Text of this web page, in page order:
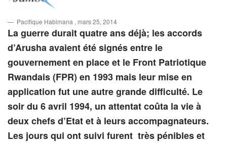
Pacifique Habimana , mars 25, 2014
La guerre durait quatre ans déjà; les accords
d’Arusha avaient été signés entre le
gouvernement en place et le Front Patriotique
Rwandais (FPR) en 1993 mais leur mise en
application fut une autre grande difficulté. Le
soir du 6 avril 1994, un attentat coûta la vie à
deux chefs d’Etat et à leurs accompagnateurs.
Les jours qui ont suivi furent très pénibles et